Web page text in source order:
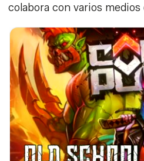
colabora con varios